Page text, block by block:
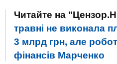
Читайте на
травні не виконала
3 млрд грн, але
фінансів Марченко